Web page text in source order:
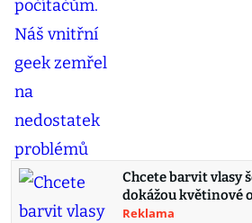
Chcete barvit vlasy
dokážou květinové
Reklama